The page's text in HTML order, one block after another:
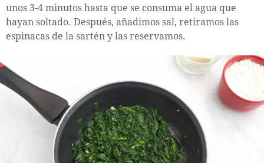
unos 3-4 minutos hasta que se consuma el agua que
hayan soltado. Después, añadimos sal, retiramos las
espinacas de la sartén y las reservamos.